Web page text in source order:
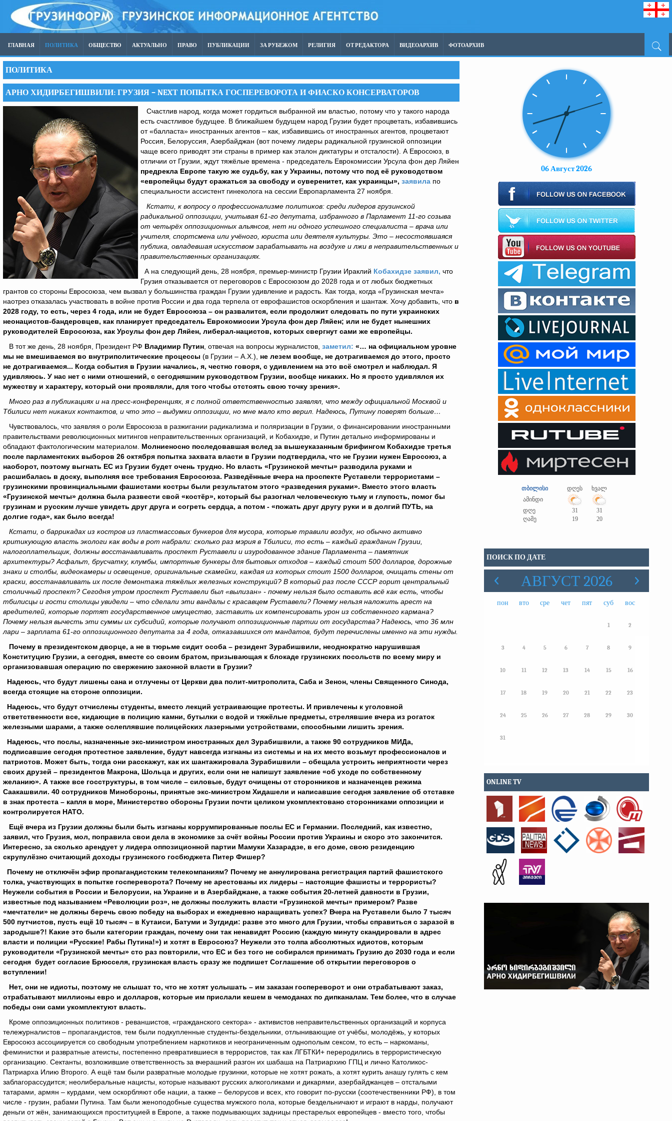
ГЛАВНАЯ ПОЛИТИКА ОБЩЕСТВО АКТУАЛЬНО ПРАВО ПУБЛИКАЦИИ ЗА РУБЕЖОМ РЕЛИГИЯ ОТ РЕДАКТОРА ВИДЕОАРХИВ ФОТОАРХИВ
ПОЛИТИКА
АРНО ХИДИРБЕГИШВИЛИ: ГРУЗИЯ – NEXТ ПОПЫТКА ГОСПЕРЕВОРОТА И ФИАСКО КОНСЕРВАТОРОВ
Счастлив народ, когда может гордиться выбранной им властью, потому что у такого народа
есть счастливое будущее. В ближайшем будущем народ Грузии будет процветать, избавившись
от «балласта» иностранных агентов – как, избавившись от иностранных агентов, процветают
Россия, Белоруссия, Азербайджан (вот почему лидеры радикальной грузинской оппозиции
чаще всего приводят эти страны в пример как эталон диктатуры и отсталости). А Евросоюз, в
отличии от Грузии, ждут тяжёлые времена - председатель Еврокомиссии Урсула фон дер Ляйен
предрекла Европе такую же судьбу, как у Украины, потому что под её руководством
«европейцы будут сражаться за свободу и суверенитет, как украинцы», заявила по
специальности ассистент гинеколога на сессии Европарламента 27 ноября.
Кстати, к вопросу о профессионализме политиков: среди лидеров грузинской
радикальной оппозиции, учитывая 61-го депутата, избранного в Парламент 11-го созыва
от четырёх оппозиционных альянсов, нет ни одного успешного специалиста – врача или
учителя, спортсмена или учёного, юриста или деятеля культуры. Это – несостоявшаяся
публика, овладевшая искусством зарабатывать на воздухе и лжи в неправительственных и
правительственных организациях.
А на следующий день, 28 ноября, премьер-министр Грузии Ираклий Кобахидзе заявил, что
Грузия отказывается от переговоров с Евросоюзом до 2028 года и от любых бюджетных
грантов со стороны Евросоюза, чем вызвал у большинства граждан Грузии удивление и радость. Как тогда, когда «Грузинская мечта»
наотрез отказалась участвовать в войне против России и два года терпела от еврофашистов оскорбления и шантаж. Хочу добавить, что в
2028 году, то есть, через 4 года, или не будет Евросоюза – он развалится, если продолжит следовать по пути украинских
неонацистов-бандеровцев, как планирует председатель Еврокомиссии Урсула фон дер Ляйен; или не будет нынешних
руководителей Евросоюза, как Урсулы фон дер Ляйен, либерал-нацистов, которых свергнут сами же европейцы.
В тот же день, 28 ноября, Президент РФ Владимир Путин , отвечая на вопросы журналистов, заметил: «… на официальном уровне
мы не вмешиваемся во внутриполитические процессы (в Грузии – А.Х.), не лезем вообще, не дотрагиваемся до этого, просто
не дотрагиваемся... Когда события в Грузии начались, я, честно говоря, с удивлением на это всё смотрел и наблюдал. Я
удивляюсь. У нас нет с ними отношений, с сегодняшним руководством Грузии, вообще никаких. Но я просто удивлялся их
мужеству и характеру, который они проявляли, для того чтобы отстоять свою точку зрения».
Много раз в публикациях и на пресс-конференциях, я с полной ответственностью заявлял, что между официальной Москвой и
Тбилиси нет никаких контактов, и что это – выдумки оппозиции, но мне мало кто верил. Надеюсь, Путину поверят больше…
Чувствовалось, что заявляя о роли Евросоюза в разжигании радикализма и поляризации в Грузии, о финансировании иностранными
правительствами революционных митингов неправительственных организаций, и Кобахидзе, и Путин детально информированы и
обладают фактологическим материалом. Молниеносно последовавшая вслед за вышеуказанным брифингом Кобахидзе третья
после парламентских выборов 26 октября попытка захвата власти в Грузии подтвердила, что не Грузии нужен Евросоюз, а
наоборот, поэтому выгнать ЕС из Грузии будет очень трудно. Но власть «Грузинской мечты» разводила руками и
расшибалась в доску, выполняя все требования Евросоюза. Разведённые вчера на проспекте Руставели террористами –
грузинскими провинциальными фашистами костры были результатом этого «разведения руками». Вместо этого власть
«Грузинской мечты» должна была развести свой «костёр», который бы разогнал человеческую тьму и глупость, помог бы
грузинам и русским лучше увидеть друг друга и согреть сердца, а потом - «пожать друг другу руки и в долгий ПУТЬ, на
долгие года», как было всегда!
Кстати, о баррикадах из костров из пластмассовых бункеров для мусора, которые травили воздух, но обычно активно
критикующую власть экологи как воды в рот набрали: сколько раз мэрия в Тбилиси, то есть – каждый гражданин Грузии,
налогоплательщик, должны восстанавливать проспект Руставели и изуродованное здание Парламента – памятник
архитектуры? Асфальт, брусчатку, клумбы, импортные бункеры для бытовых отходов – каждый стоит 500 долларов, дорожные
знаки и столбы, видеокамеры и освещение, оригинальные скамейки, каждая из которых стоит 1500 долларов, очищать стены от
краски, восстанавливать их после демонтажа тяжёлых железных конструкций? В который раз после СССР горит центральный
столичный проспект? Сегодня утром проспект Руставели был «вылизан» - почему нельзя было оставить всё как есть, чтобы
тбилисцы и гости столицы увидели – что сделали эти вандалы с красавцем Руставели? Почему нельзя наложить арест на
вредителей, которые портят государственное имущество, заставить их компенсировать урон из собственного кармана?
Почему нельзя вычесть эти суммы их субсидий, которые получают оппозиционные партии от государства? Надеюсь, что 36 млн
лари – зарплата 61-го оппозиционного депутата за 4 года, отказавшихся от мандатов, будут перечислены именно на эти нужды.
Почему в президентском дворце, а не в тюрьме сидит особа – резидент Зурабишвили, неоднократно нарушившая
Конституцию Грузии, а сегодня, вместе со своим братом, призывающая к блокаде грузинских посольств по всему миру и
организовавшая операцию по свержению законной власти в Грузии?
Надеюсь, что будут лишены сана и отлучены от Церкви два полит-митрополита, Саба и Зенон, члены Священного Синода,
всегда стоящие на стороне оппозиции.
Надеюсь, что будут отчислены студенты, вместо лекций устраивающие протесты. И привлечены к уголовной
ответственности все, кидающие в полицию камни, бутылки с водой и тяжёлые предметы, стрелявшие вчера из рогаток
железными шарами, а также ослеплявшие полицейских лазерными устройствами, способными лишить зрения.
Надеюсь, что послы, назначенные экс-министром иностранных дел Зурабишвили, а также 90 сотрудников МИДа,
подписавшие сегодня протестное заявление, будут навсегда изгнаны из системы и на их место возьмут профессионалов и
патриотов. Может быть, тогда они расскажут, как их шантажировала Зурабишвили – обещала устроить неприятности через
своих друзей – президентов Макрона, Шольца и других, если они не напишут заявление «об уходе по собственному
желанию». А также все госструктуры, в том числе – силовые, будут очищены от сторонников и назначенцев режима
Саакашвили. 40 сотрудников Минобороны, принятые экс-министром Хидашели и написавшие сегодня заявление об отставке
в знак протеста – капля в море, Министерство обороны Грузии почти целиком укомплектовано сторонниками оппозиции и
контролируется НАТО.
Ещё вчера из Грузии должны были быть изгнаны коррумпированные послы ЕС и Германии. Последний, как известно,
заявил, что Грузия, мол, поправила свои дела в экономике за счёт войны России против Украины и скоро это закончится.
Интересно, за сколько арендует у лидера оппозиционной партии Мамуки Хазарадзе, в его доме, свою резиденцию
скрупулёзно считающий доходы грузинского госбюджета Питер Фишер?
Почему не отключён эфир пропагандистским телекомпаниям? Почему не аннулирована регистрация партий фашистского
толка, участвующих в попытке госпереворота? Почему не арестованы их лидеры – настоящие фашисты и террористы?
Неужели события в России и Белорусии, на Украине и в Азербайджане, а также события 20-летней давности в Грузии,
известные под называнием «Революции роз», не должны послужить власти «Грузинской мечты» примером? Разве
«мечтатели» не должны беречь свою победу на выборах и ежедневно наращивать успех? Вчера на Руставели было 7 тысяч
500 путчистов, пусть ещё 10 тысяч – в Кутаиси, Батуми и Зугдиди: разве это много для Грузии, чтобы справиться с заразой в
зародыше?! Какие это были категории граждан, почему они так ненавидят Россию (каждую минуту скандировали в адрес
власти и полиции «Русские! Рабы Путина!») и хотят в Евросоюз? Неужели это толпа абсолютных идиотов, которым
руководители «Грузинской мечты» сто раз повторили, что ЕС и без того не собирался принимать Грузию до 2030 года и если
сегодня будет согласие Брюсселя, грузинская власть сразу же подпишет Соглашение об открытии переговоров о
вступлении!
Нет, они не идиоты, поэтому не слышат то, что не хотят услышать – им заказан госпереворот и они отрабатывают заказ,
отрабатывают миллионы евро и долларов, которые им прислали кешем в чемоданах по дипканалам. Тем более, что в случае
победы они сами укомплектуют власть.
Кроме оппозиционных политиков - реваншистов, «гражданского сектора» - активистов неправительственных организаций и корпуса
тележурналистов – пропагандистов, тем были подкупленные студенты-бездельники, отлынивающие от учёбы, молодёжь, у которых
Евросоюз ассоциируется со свободным употреблением наркотиков и неограниченным однополым сексом, то есть – наркоманы,
феминистки и развратные атеисты, постепенно превратившиеся в террористов, так как ЛГБТКИ+ переродились в террористическую
организацию. Сектанты, возложившие ответственность за вчерашний разгон их шабаша на Патриархию ГПЦ и лично Католикос-
Патриарха Илию Второго. А ещё там были развратные молодые грузинки, которые не хотят рожать, а хотят курить анашу гулять с кем
заблагорассудится; неолиберальные нацисты, которые называют русских алкоголиками и дикарями, азербайджанцев – отсталыми
татарами, армян – курдами, чем оскорбляют обе нации, а также – белорусов и всех, кто говорит по-русски (соотечественники РФ), в том
числе - грузин, рабами Путина. Там были женоподобные существа мужского пола, которые бездельничают и играют в нарды, получают
деньги от жён, занимающихся проституцией в Европе, а также подмывающих задницы престарелых европейцев - вместо того, чтобы
06 Август 2026
თბილისი დღეს
ხვალ
ამინდი
დღე
31
31
ღამე
19 20
ПОИСК ПО ДАТЕ
АВГУСТ 2026
пон вто сре чет пят суб вос
1 2
3 4 5 6 7 8 9
10 11 12 13 14 15 16
17 18 19 20 21 22 23
24 25 26 27 28 29 30
31
ONLINE TV